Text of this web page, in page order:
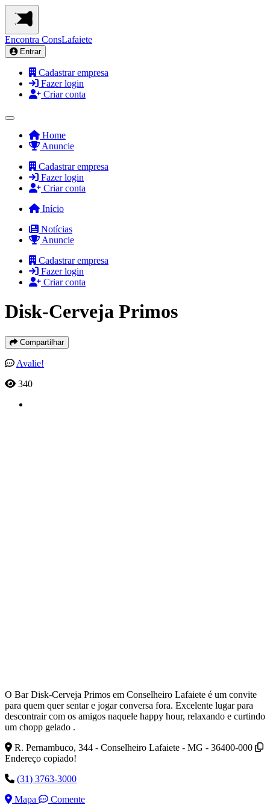
Encontra ConsLafaiete
Entrar
Cadastrar empresa
Fazer login
Criar conta
Home
Anuncie
Cadastrar empresa
Fazer login
Criar conta
Início
Notícias
Anuncie
Cadastrar empresa
Fazer login
Criar conta
Disk-Cerveja Primos
Compartilhar
Avalie!
340
O Bar Disk-Cerveja Primos em Conselheiro Lafaiete é um convite
para quem quer sentar e jogar conversa fora. Excelente lugar para
descontrair com os amigos naquele happy hour, relaxando e curtindo
um chopp gelado .
R. Pernambuco, 344 - Conselheiro Lafaiete - MG - 36400-000
Endereço copiado!
(31) 3763-3000
Mapa
Comente